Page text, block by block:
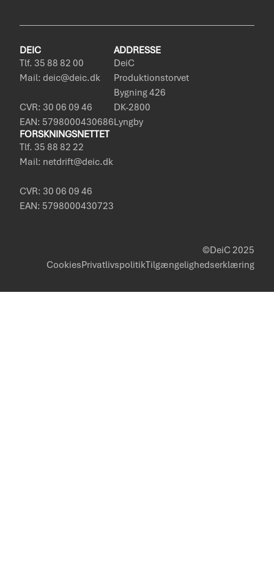
DEIC
Tlf. 35 88 82 00
Mail: deic@deic.dk
CVR: 30 06 09 46
EAN: 5798000430686
ADDRESSE
DeiC
Produktionstorvet
Bygning 426
DK-2800
Lyngby
FORSKNINGSNETTET
Tlf. 35 88 82 22
Mail: netdrift@deic.dk
CVR: 30 06 09 46
EAN: 5798000430723
©DeiC 2025
CookiesPrivatlivspolitikTilgængelighedserklæring